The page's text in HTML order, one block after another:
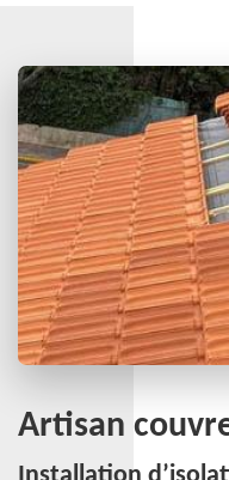
Artisan